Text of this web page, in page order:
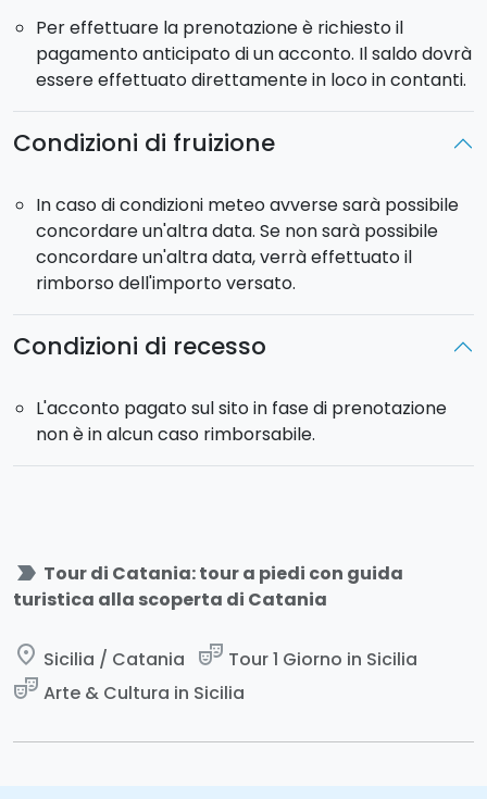
storie dei catanesi per raccontare la storia della città,
attraverso il suo controverso passato, ilrapporto col
Vulcanoe le tracce dei popoli che l’hanno abitata.
Durata:2h
Orari:dalle 17:00 alle 19:00
Per effettuare la prenotazione è richiesto il
pagamento anticipato di un acconto. Il saldo dovrà
essere effettuato direttamente in loco in contanti.
Condizioni di fruizione
In caso di condizioni meteo avverse sarà possibile
concordare un'altra data. Se non sarà possibile
concordare un'altra data, verrà effettuato il
rimborso dell'importo versato.
Condizioni di recesso
L'acconto pagato sul sito in fase di prenotazione
non è in alcun caso rimborsabile.
label_important Tour di Catania: tour a piedi con guida
turistica alla scoperta di Catania
place Sicilia / Catania theater_comedy Tour 1 Giorno in Sicilia
theater_comedy Arte & Cultura in Sicilia